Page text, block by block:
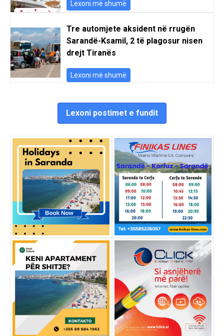
Lexoni më shumë
Tre automjete aksident në rrugën
Sarandë-Ksamil, 2 të plagosur nisen
drejt Tiranës
Lexoni më shumë
Lexoni postimet e fundit